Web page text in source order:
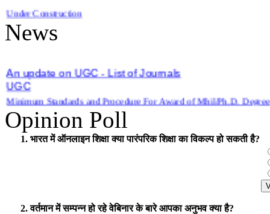
=====
News
UGC
Minimum Standards and Procedure For Award of Mhil/Ph.D. Degree
Download Hindi Copy
Download English Copy
Opinion Poll
1. भारत में ऑनलाइन शिक्षा क्या पारंपरिक शिक्षा का विकल्प हो सकती है?
2. वर्तमान में सम्पन्न हो रहे वेबिनार के बारे आपका अनुभव क्या है?